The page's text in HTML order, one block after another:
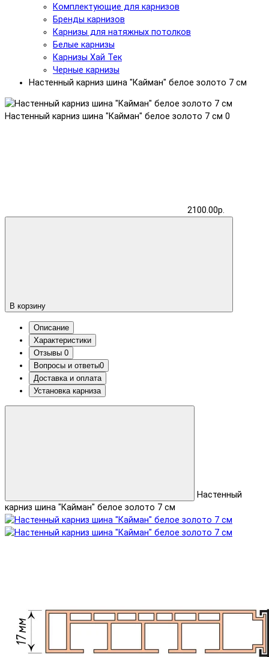
Комплектующие для карнизов
Бренды карнизов
Карнизы для натяжных потолков
Белые карнизы
Карнизы Хай Тек
Черные карнизы
Настенный карниз шина "Кайман" белое золото 7 см
Настенный карниз шина "Кайман" белое золото 7 см 0
2100.00р.
В корзину
Описание
Характеристики
Отзывы 0
Вопросы и ответы0
Доставка и оплата
Установка карниза
Настенный
карниз шина "Кайман" белое золото 7 см